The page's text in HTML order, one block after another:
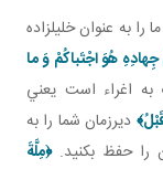
78 ، آنجا است که ما را به عنوان خليل زاده
هُوَ اجْتَباكُمْ وَ ما
اغراء است يعني
ديرزمان شما را به
را حفظ بکنيد.﴿مِلَّةَ